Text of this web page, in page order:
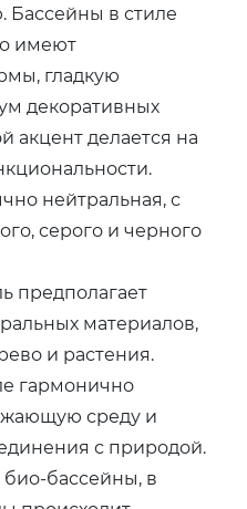
Бассейны в стиле
имеют
гладкую
декоративных
акцент делается на
нейтральная, с
серого и черного
предполагает
материалов,
и растения.
гармонично
среду и
с природой.
био-бассейны, в